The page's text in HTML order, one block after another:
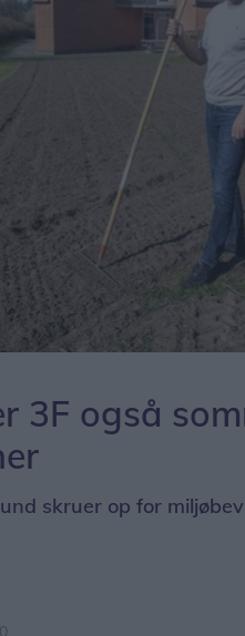
3F også
skruer op for